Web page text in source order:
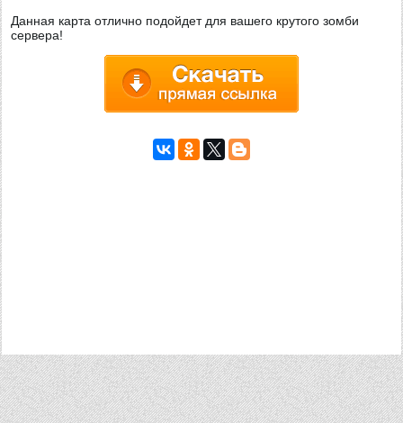
Данная карта отлично подойдет для вашего крутого зомби
сервера!